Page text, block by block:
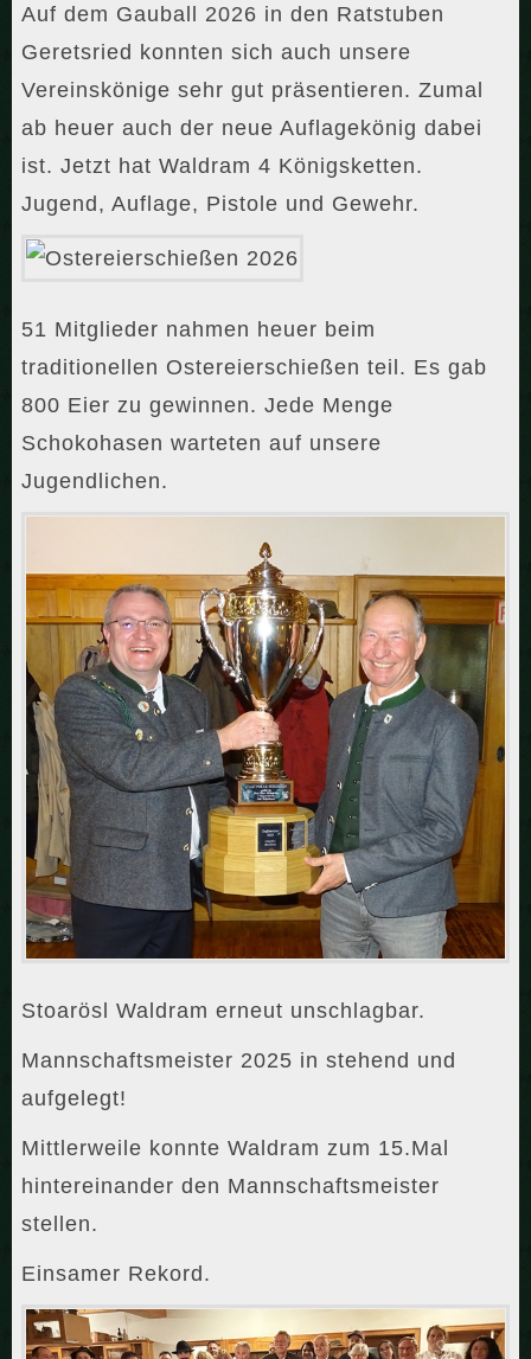
Auf dem Gauball 2026 in den Ratstuben
Geretsried konnten sich auch unsere
Vereinskönige sehr gut präsentieren. Zumal
ab heuer auch der neue Auflagekönig dabei
ist. Jetzt hat Waldram 4 Königsketten.
Jugend, Auflage, Pistole und Gewehr.
51 Mitglieder nahmen heuer beim
traditionellen Ostereierschießen teil. Es gab
800 Eier zu gewinnen. Jede Menge
Schokohasen warteten auf unsere
Jugendlichen.
Stoarösl Waldram erneut unschlagbar.
Mannschaftsmeister 2025 in stehend und
aufgelegt!
Mittlerweile konnte Waldram zum 15.Mal
hintereinander den Mannschaftsmeister
stellen.
Einsamer Rekord.